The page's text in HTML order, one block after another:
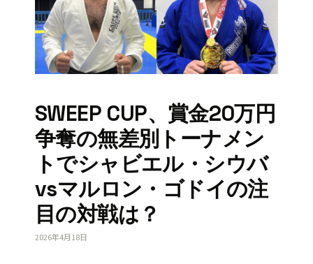
SWEEP CUP、賞金20万円
争奪の無差別トーナメン
トでシャビエル・シウバ
vsマルロン・ゴドイの注
目の対戦は？
2026年4月18日